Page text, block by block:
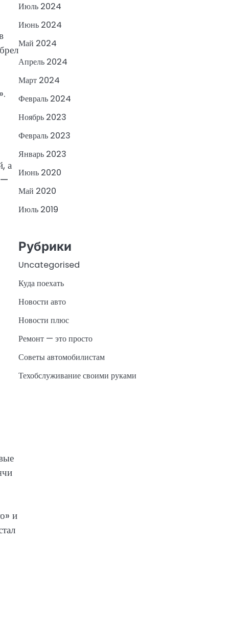
а
—
и
Июль 2024
Июнь 2024
Май 2024
Апрель 2024
Март 2024
Февраль 2024
Ноябрь 2023
Февраль 2023
Январь 2023
Июнь 2020
Май 2020
Июль 2019
Рубрики
Uncategorised
Куда поехать
Новости авто
Новости плюс
Ремонт — это просто
Советы автомобилистам
Техобслуживание своими руками